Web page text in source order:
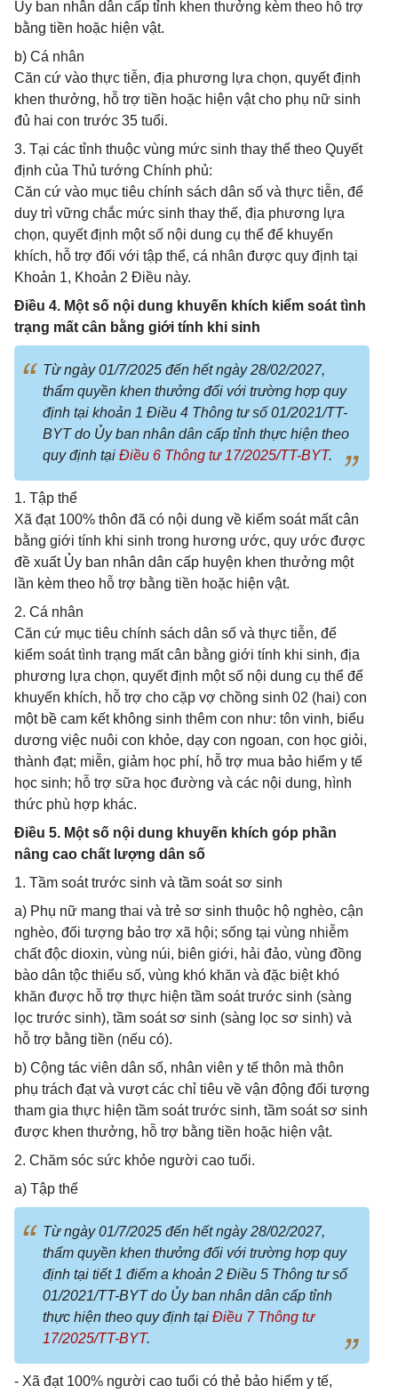
Ủy ban nhân dân cấp tỉnh khen thưởng kèm theo hỗ trợ
bằng tiền hoặc hiện vật.
b) Cá nhân
Căn cứ vào thực tiễn, địa phương lựa chọn, quyết định
khen thưởng, hỗ trợ tiền hoặc hiện vật cho phụ nữ sinh
đủ hai con trước 35 tuổi.
3. Tại các tỉnh thuộc vùng mức sinh thay thế theo Quyết
định của Thủ tướng Chính phủ:
Căn cứ vào mục tiêu chính sách dân số và thực tiễn, để
duy trì vững chắc mức sinh thay thế, địa phương lựa
chọn, quyết định một số nội dung cụ thể để khuyến
khích, hỗ trợ đối với tập thể, cá nhân được quy định tại
Khoản 1, Khoản 2 Điều này.
Điều 4. Một số nội dung khuyến khích kiểm soát tình
trạng mất cân bằng giới tính khi sinh
Từ ngày 01/7/2025 đến hết ngày 28/02/2027,
thẩm quyền khen thưởng đối với trường hợp quy
định tại khoản 1 Điều 4 Thông tư số 01/2021/TT-
BYT do Ủy ban nhân dân cấp tỉnh thực hiện theo
quy định tại Điều 6 Thông tư 17/2025/TT-BYT.
1. Tập thể
Xã đạt 100% thôn đã có nội dung về kiểm soát mất cân
bằng giới tính khi sinh trong hương ước, quy ước được
đề xuất Ủy ban nhân dân cấp huyện khen thưởng một
lần kèm theo hỗ trợ bằng tiền hoặc hiện vật.
2. Cá nhân
Căn cứ mục tiêu chính sách dân số và thực tiễn, để
kiểm soát tình trạng mất cân bằng giới tính khi sinh, địa
phương lựa chọn, quyết định một số nội dung cụ thể để
khuyến khích, hỗ trợ cho cặp vợ chồng sinh 02 (hai) con
một bề cam kết không sinh thêm con như: tôn vinh, biểu
dương việc nuôi con khỏe, dạy con ngoan, con học giỏi,
thành đạt; miễn, giảm học phí, hỗ trợ mua bảo hiểm y tế
học sinh; hỗ trợ sữa học đường và các nội dung, hình
thức phù hợp khác.
Điều 5. Một số nội dung khuyến khích góp phần
nâng cao chất lượng dân số
1. Tầm soát trước sinh và tầm soát sơ sinh
a) Phụ nữ mang thai và trẻ sơ sinh thuộc hộ nghèo, cận
nghèo, đối tượng bảo trợ xã hội; sống tại vùng nhiễm
chất độc dioxin, vùng núi, biên giới, hải đảo, vùng đồng
bào dân tộc thiểu số, vùng khó khăn và đặc biệt khó
khăn được hỗ trợ thực hiện tầm soát trước sinh (sàng
lọc trước sinh), tầm soát sơ sinh (sàng lọc sơ sinh) và
hỗ trợ bằng tiền (nếu có).
b) Cộng tác viên dân số, nhân viên y tế thôn mà thôn
phụ trách đạt và vượt các chỉ tiêu về vận động đối tượng
tham gia thực hiện tầm soát trước sinh, tầm soát sơ sinh
được khen thưởng, hỗ trợ bằng tiền hoặc hiện vật.
2. Chăm sóc sức khỏe người cao tuổi.
a) Tập thể
Từ ngày 01/7/2025 đến hết ngày 28/02/2027,
thẩm quyền khen thưởng đối với trường hợp quy
định tại tiết 1 điểm a khoản 2 Điều 5 Thông tư số
01/2021/TT-BYT do Ủy ban nhân dân cấp tỉnh
thực hiện theo quy định tại Điều 7 Thông tư
17/2025/TT-BYT.
- Xã đạt 100% người cao tuổi có thẻ bảo hiểm y tế,